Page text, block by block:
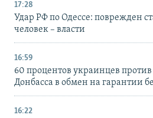
17:28
Удар РФ по Одессе: поврежден
человек – власти
16:59
60 процентов украинцев
Донбасса в обмен на гарантии
16:22